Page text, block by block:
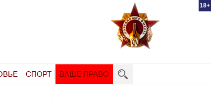
18+
СПОРТ ВАШЕ ПРАВО